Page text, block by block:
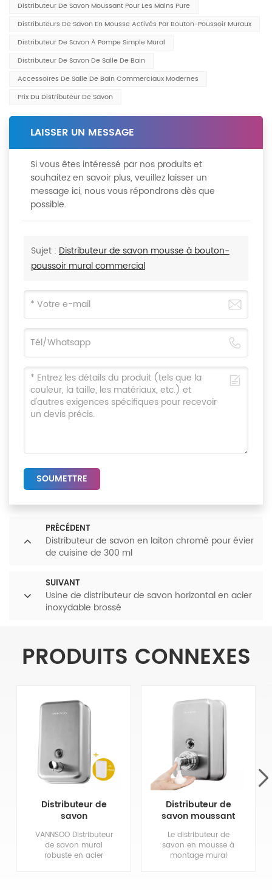
Distributeur De Savon Moussant Pour Les Mains Pure
Distributeurs De Savon En Mousse Activés Par Bouton-Poussoir Muraux
Distributeur De Savon À Pompe Simple Mural
Distributeur De Savon De Salle De Bain
Accessoires De Salle De Bain Commerciaux Modernes
Prix Du Distributeur De Savon
LAISSER UN MESSAGE
Si vous êtes intéressé par nos produits et
souhaitez en savoir plus, veuillez laisser un
message ici, nous vous répondrons dès que
possible.
Sujet : Distributeur de savon mousse à bouton-
poussoir mural commercial
SOUMETTRE
PRÉCÉDENT
Distributeur de savon en laiton chromé pour évier
de cuisine de 300 ml
SUIVANT
Usine de distributeur de savon horizontal en acier
inoxydable brossé
PRODUITS CONNEXES
Distributeur de
savon
acier inoxydable
à montage mural
robuste
VANNSOO Distributeur
de savon mural
robuste en acier
Distributeur de
savon moussant
inoxydable
commercial 1200
ml
Le distributeur de
savon en mousse à
montage mural